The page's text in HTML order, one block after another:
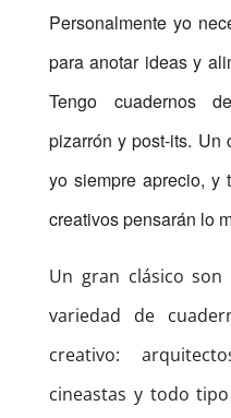
Personalmente yo
para anotar ideas y
Tengo cuadernos
pizarrón y post-its. Un
yo siempre aprecio, y
creativos pensarán lo
Un gran clásico son
variedad de
creativo:
cineastas y todo